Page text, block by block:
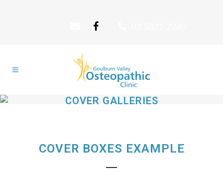
COVER GALLERIES
COVER BOXES EXAMPLE